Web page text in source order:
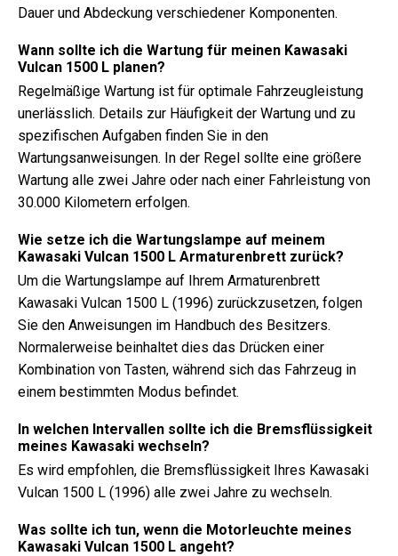
Dauer und Abdeckung verschiedener Komponenten.
Wann sollte ich die Wartung für meinen Kawasaki
Vulcan 1500 L planen?
Regelmäßige Wartung ist für optimale Fahrzeugleistung
unerlässlich. Details zur Häufigkeit der Wartung und zu
spezifischen Aufgaben finden Sie in den
Wartungsanweisungen. In der Regel sollte eine größere
Wartung alle zwei Jahre oder nach einer Fahrleistung von
30.000 Kilometern erfolgen.
Wie setze ich die Wartungslampe auf meinem
Kawasaki Vulcan 1500 L Armaturenbrett zurück?
Um die Wartungslampe auf Ihrem Armaturenbrett
Kawasaki Vulcan 1500 L (1996) zurückzusetzen, folgen
Sie den Anweisungen im Handbuch des Besitzers.
Normalerweise beinhaltet dies das Drücken einer
Kombination von Tasten, während sich das Fahrzeug in
einem bestimmten Modus befindet.
In welchen Intervallen sollte ich die Bremsflüssigkeit
meines Kawasaki wechseln?
Es wird empfohlen, die Bremsflüssigkeit Ihres Kawasaki
Vulcan 1500 L (1996) alle zwei Jahre zu wechseln.
Was sollte ich tun, wenn die Motorleuchte meines
Kawasaki Vulcan 1500 L angeht?